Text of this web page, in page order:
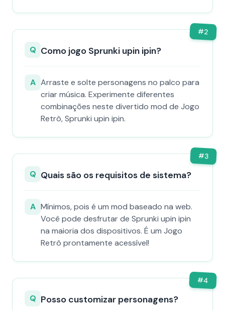
#2
Q Como jogo Sprunki upin ipin?
A Arraste e solte personagens no palco para
criar música. Experimente diferentes
combinações neste divertido mod de Jogo
Retrô, Sprunki upin ipin.
#3
Q Quais são os requisitos de sistema?
A Mínimos, pois é um mod baseado na web.
Você pode desfrutar de Sprunki upin ipin
na maioria dos dispositivos. É um Jogo
Retrô prontamente acessível!
#4
Q Posso customizar personagens?